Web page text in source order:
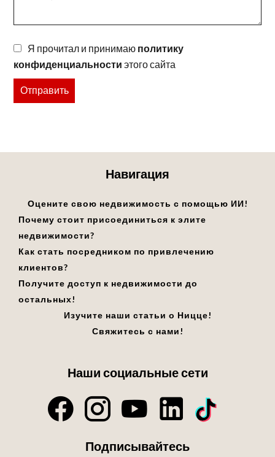
Я прочитал и принимаю политику
конфиденциальности этого сайта
Отправить
Навигация
Оцените свою недвижимость с помощью ИИ!
Почему стоит присоединиться к элите
недвижимости?
Как стать посредником по привлечению
клиентов?
Получите доступ к недвижимости до
остальных!
Изучите наши статьи о Ницце!
Свяжитесь с нами!
Наши социальные сети
Подписывайтесь